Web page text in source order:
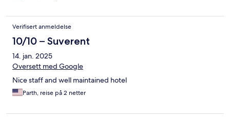
Verifisert anmeldelse
10/10 – Suverent
14. jan. 2025
Oversett med Google
Nice staff and well maintained hotel
Parth, reise på 2 netter